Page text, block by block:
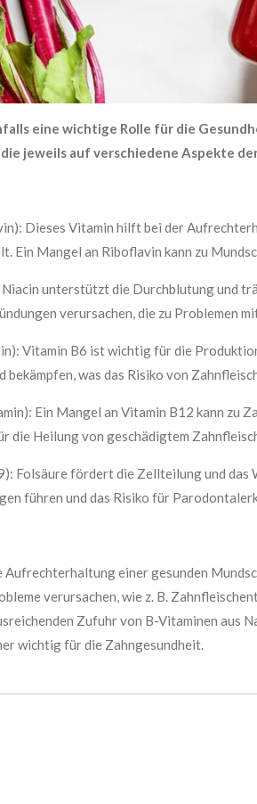
eine wichtige Rolle für die
jeweils auf verschiedene Aspekte
Dieses Vitamin hilft bei der
Ein Mangel an Riboflavin kann zu
Niacin unterstützt die Durchblutung und
verursachen, die zu Problemen
Vitamin B6 ist wichtig für die
bekämpfen, was das Risiko von
Ein Mangel an Vitamin B12 kann zu
die Heilung von geschädigtem
Folsäure fördert die Zellteilung und das
führen und das Risiko für
Aufrechterhaltung einer gesunden
verursachen, wie z. B.
Zufuhr von B-Vitaminen aus
wichtig für die Zahngesundheit.